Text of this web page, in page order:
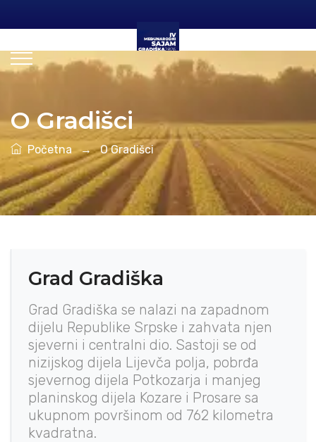
O Gradišci
Početna → O Gradišci
Grad Gradiška
Grad Gradiška se nalazi na zapadnom
dijelu Republike Srpske i zahvata njen
sjeverni i centralni dio. Sastoji se od
nizijskog dijela Lijevča polja, pobrđa
sjevernog dijela Potkozarja i manjeg
planinskog dijela Kozare i Prosare sa
ukupnom površinom od 762 kilometra
kvadratna.